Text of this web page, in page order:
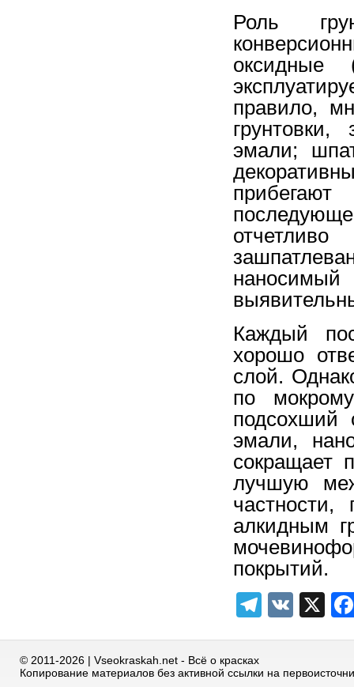
Роль
оксидные
правило,
эмали;
Каждый
хорошо
слой.
по
подсохший
эмали,
сокращает
лучшую
алкидным
покрытий.
VK X
© 2011-2026 | Vseokraskah.net - Всё о красках
Копирование материалов без активной ссылки на